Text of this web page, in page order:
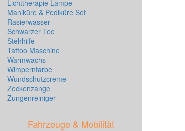
Lichttherapie Lampe
Maniküre & Pediküre Set
Rasierwasser
Schwarzer Tee
Stehhilfe
Tattoo Maschine
Warmwachs
Wimpernfarbe
Wundschutzcreme
Zeckenzange
Zungenreiniger
Fahrzeuge & Mobilität